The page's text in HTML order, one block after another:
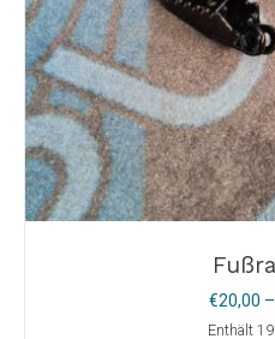
€20,00 –
Enthält